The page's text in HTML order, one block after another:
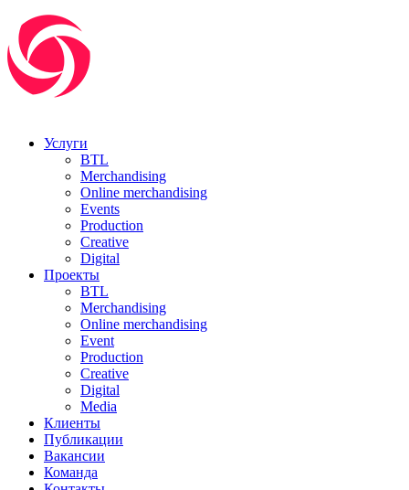
Услуги
BTL
Merchandising
Online merchandising
Events
Production
Creative
Digital
Проекты
BTL
Merchandising
Online merchandising
Event
Production
Creative
Digital
Media
Клиенты
Публикации
Вакансии
Команда